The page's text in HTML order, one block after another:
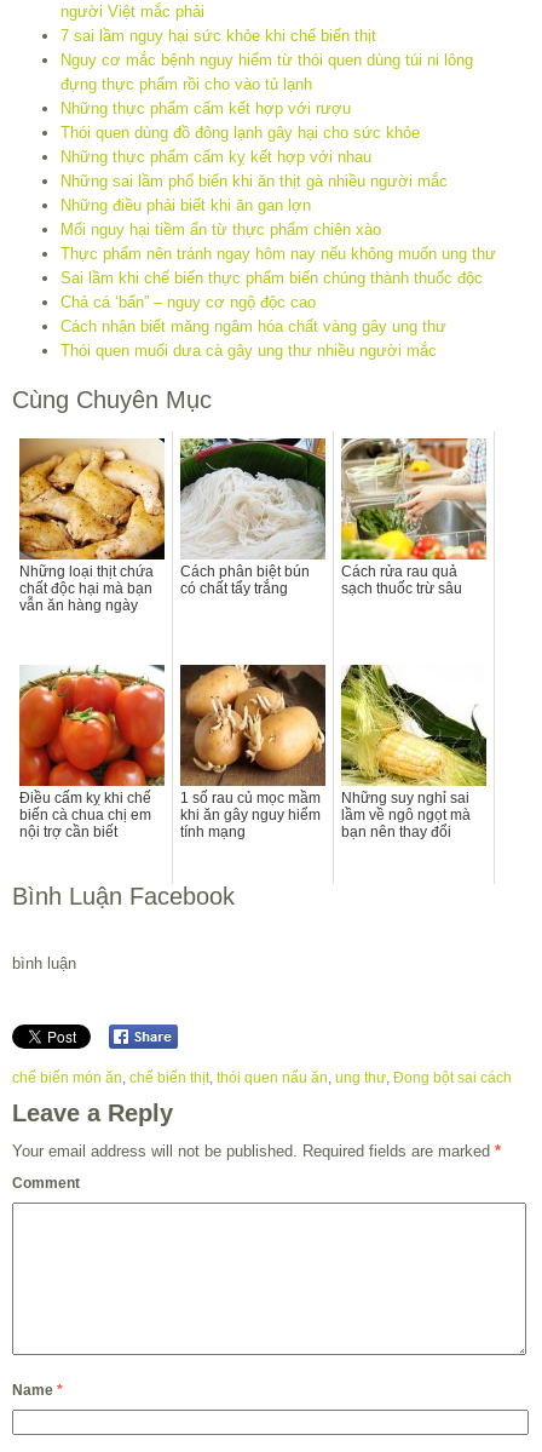
người Việt mắc phải
7 sai lầm nguy hại sức khỏe khi chế biến thịt
Nguy cơ mắc bệnh nguy hiểm từ thói quen dùng túi ni lông
đựng thực phẩm rồi cho vào tủ lạnh
Những thực phẩm cấm kết hợp với rượu
Thói quen dùng đồ đông lạnh gây hại cho sức khỏe
Những thực phẩm cấm kỵ kết hợp với nhau
Những sai lầm phổ biến khi ăn thịt gà nhiều người mắc
Những điều phải biết khi ăn gan lợn
Mối nguy hại tiềm ẩn từ thực phẩm chiên xào
Thực phẩm nên tránh ngay hôm nay nếu không muốn ung thư
Sai lầm khi chế biến thực phẩm biến chúng thành thuốc độc
Chả cá ‘bẩn” – nguy cơ ngộ độc cao
Cách nhận biết măng ngâm hóa chất vàng gây ung thư
Thói quen muối dưa cà gây ung thư nhiều người mắc
Cùng Chuyên Mục
Những loại thịt chứa
chất độc hại mà bạn
vẫn ăn hàng ngày
Cách phân biệt bún
có chất tẩy trắng
Cách rửa rau quả
sạch thuốc trừ sâu
Điều cấm kỵ khi chế
biến cà chua chị em
nội trợ cần biết
1 số rau củ mọc mầm
khi ăn gây nguy hiểm
tính mạng
Những suy nghỉ sai
lầm về ngô ngọt mà
bạn nên thay đổi
Bình Luận Facebook
bình luận
chế biến món ăn, chế biến thịt, thói quen nấu ăn, ung thư, Đong bột sai cách
Leave a Reply
Your email address will not be published. Required fields are marked *
Comment
Name *